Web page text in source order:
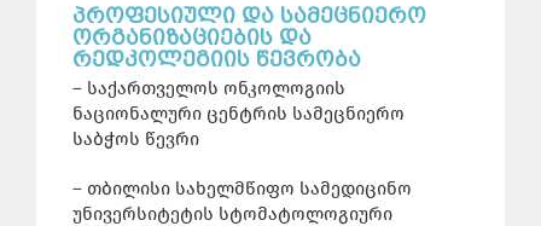
ᲞᲠᲝᲤᲔᲡᲘᲣᲚᲘ ᲓᲐ ᲡᲐᲛᲔᲪᲜᲘᲔᲠᲝ
ᲝᲠᲒᲐᲜᲘᲖᲐᲪᲘᲔᲑᲘᲡ ᲓᲐ
ᲠᲔᲓᲙᲝᲚᲔᲒᲘᲘᲡ ᲬᲔᲕᲠᲝᲑᲐ
– საქართველოს ონკოლოგიის
ნაციონალური ცენტრის სამეცნიერო
საბჭოს წევრი
– თბილისი სახელმწიფო სამედიცინო
უნივერსიტეტის სტომატოლოგიური